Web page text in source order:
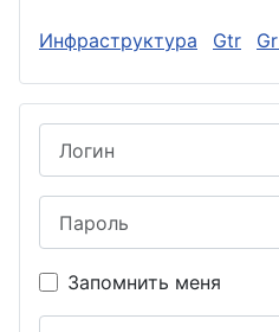
Инфраструктура Gtr
Запомнить меня